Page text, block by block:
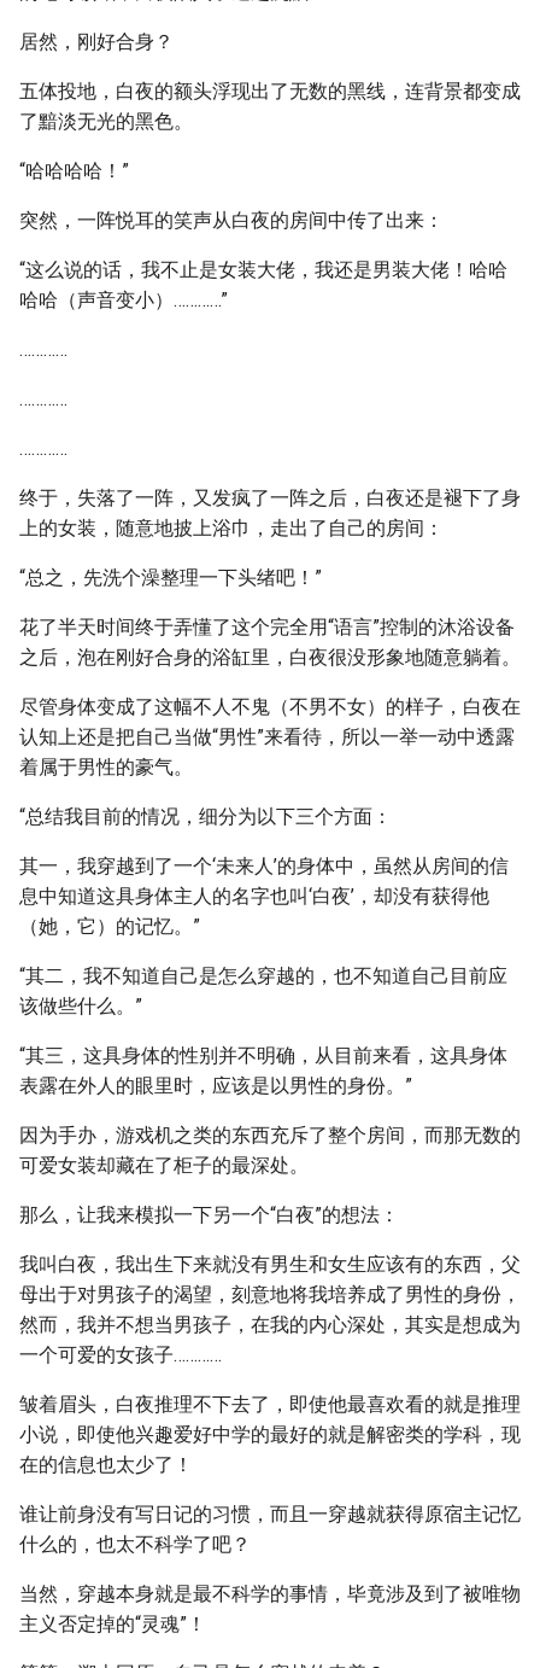
居然，刚好合身？
五体投地，白夜的额头浮现出了无数的黑线，连背景都变成
了黯淡无光的黑色。
“哈哈哈哈！”
突然，一阵悦耳的笑声从白夜的房间中传了出来：
“这么说的话，我不止是女装大佬，我还是男装大佬！哈哈
哈哈（声音变小）…………”
…………
…………
…………
终于，失落了一阵，又发疯了一阵之后，白夜还是褪下了身
上的女装，随意地披上浴巾，走出了自己的房间：
“总之，先洗个澡整理一下头绪吧！”
花了半天时间终于弄懂了这个完全用“语言”控制的沐浴设备
之后，泡在刚好合身的浴缸里，白夜很没形象地随意躺着。
尽管身体变成了这幅不人不鬼（不男不女）的样子，白夜在
认知上还是把自己当做“男性”来看待，所以一举一动中透露
着属于男性的豪气。
“总结我目前的情况，细分为以下三个方面：
其一，我穿越到了一个‘未来人’的身体中，虽然从房间的信
息中知道这具身体主人的名字也叫‘白夜’，却没有获得他
（她，它）的记忆。”
“其二，我不知道自己是怎么穿越的，也不知道自己目前应
该做些什么。”
“其三，这具身体的性别并不明确，从目前来看，这具身体
表露在外人的眼里时，应该是以男性的身份。”
因为手办，游戏机之类的东西充斥了整个房间，而那无数的
可爱女装却藏在了柜子的最深处。
那么，让我来模拟一下另一个“白夜”的想法：
我叫白夜，我出生下来就没有男生和女生应该有的东西，父
母出于对男孩子的渴望，刻意地将我培养成了男性的身份，
然而，我并不想当男孩子，在我的内心深处，其实是想成为
一个可爱的女孩子…………
皱着眉头，白夜推理不下去了，即使他最喜欢看的就是推理
小说，即使他兴趣爱好中学的最好的就是解密类的学科，现
在的信息也太少了！
谁让前身没有写日记的习惯，而且一穿越就获得原宿主记忆
什么的，也太不科学了吧？
当然，穿越本身就是最不科学的事情，毕竟涉及到了被唯物
主义否定掉的“灵魂”！